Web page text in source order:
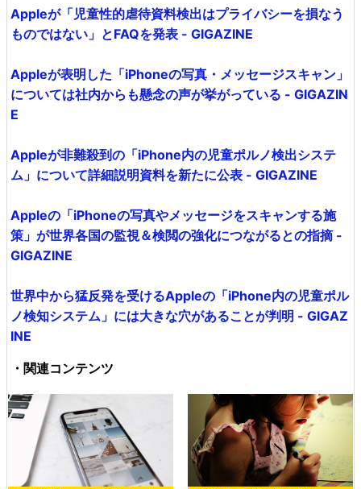
Appleが「児童性的虐待資料検出はプライバシーを損なう
ものではない」とFAQを発表 - GIGAZINE
Appleが表明した「iPhoneの写真・メッセージスキャン」
については社内からも懸念の声が挙がっている - GIGAZIN
E
Appleが非難殺到の「iPhone内の児童ポルノ検出システ
ム」について詳細説明資料を新たに公表 - GIGAZINE
Appleの「iPhoneの写真やメッセージをスキャンする施
策」が世界各国の監視＆検閲の強化につながるとの指摘 -
GIGAZINE
世界中から猛反発を受けるAppleの「iPhone内の児童ポル
ノ検知システム」には大きな穴があることが判明 - GIGAZ
INE
・関連コンテンツ